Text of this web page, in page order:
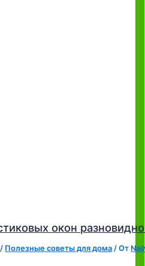
окон
/ Полезные советы для дома / От